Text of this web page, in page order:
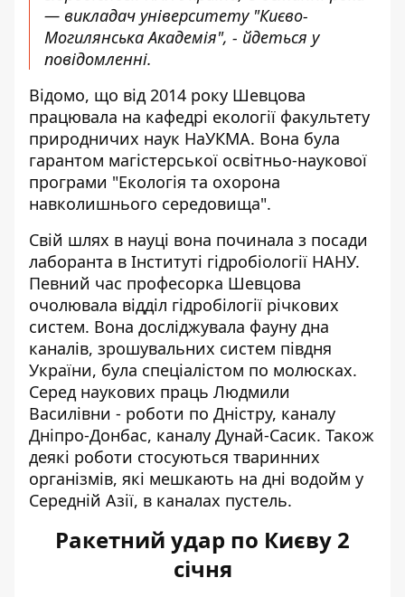
— викладач університету "Києво-
Могилянська Академія", - йдеться у
повідомленні.
Відомо, що від 2014 року Шевцова
працювала на кафедрі екології факультету
природничих наук НаУКМА. Вона була
гарантом магістерської освітньо-наукової
програми "Екологія та охорона
навколишнього середовища".
Свій шлях в науці вона починала з посади
лаборанта в Інституті гідробіології НАНУ.
Певний час професорка Шевцова
очолювала відділ гідробілогії річкових
систем. Вона досліджувала фауну дна
каналів, зрошувальних систем півдня
України, була спеціалістом по молюсках.
Серед наукових праць Людмили
Василівни - роботи по Дністру, каналу
Дніпро-Донбас, каналу Дунай-Сасик. Також
деякі роботи стосуються тваринних
організмів, які мешкають на дні водойм у
Середній Азії, в каналах пустель.
Ракетний удар по Києву 2
січня